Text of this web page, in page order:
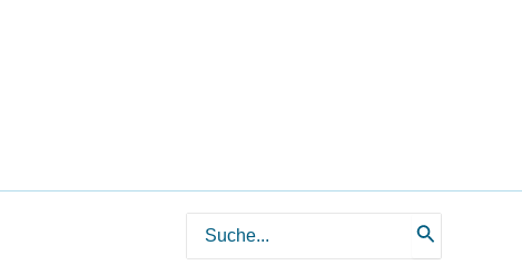
Search
for: